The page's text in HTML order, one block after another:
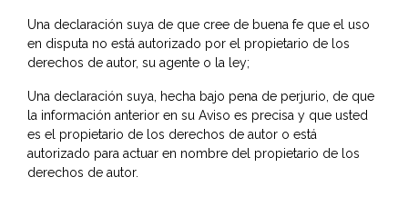
Una declaración suya de que cree de buena fe que el uso
en disputa no está autorizado por el propietario de los
derechos de autor, su agente o la ley;
Una declaración suya, hecha bajo pena de perjurio, de que
la información anterior en su Aviso es precisa y que usted
es el propietario de los derechos de autor o está
autorizado para actuar en nombre del propietario de los
derechos de autor.